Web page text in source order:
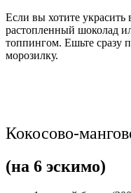
Если вы хотите украсить
растопленный шоколад
топпингом. Ешьте сразу
морозилку.
Кокосово-
(на 6 эскимо)